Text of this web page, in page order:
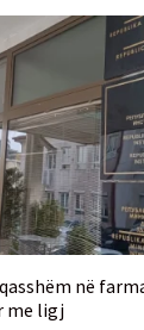
në
me ligj